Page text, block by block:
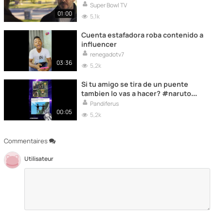
Commentaires
Utilisateur
01:00
Super Bowl TV
5,1k
03:36
Cuenta estafadora roba contenido a
influencer
renegadotv7
5,2k
00:05
Si tu amigo se tira de un puente
tambien lo vas a hacer? #naruto
#memes #memesvideo #humor
Pandiferus
5,2k